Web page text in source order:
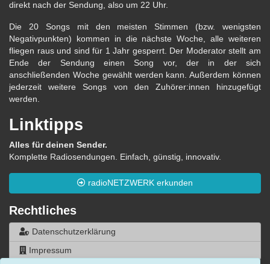
direkt nach der Sendung, also um 22 Uhr.
Die 20 Songs mit den meisten Stimmen (bzw. wenigsten
Negativpunkten) kommen in die nächste Woche, alle weiteren
fliegen raus und sind für 1 Jahr gesperrt. Der Moderator stellt am
Ende der Sendung einen Song vor, der in der sich
anschließenden Woche gewählt werden kann. Außerdem können
jederzeit weitere Songs von den Zuhörer:innen hinzugefügt
werden.
Linktipps
Alles für deinen Sender.
Komplette Radiosendungen. Einfach, günstig, innovativ.
radioNETZWERK erkunden
Rechtliches
Datenschutzerklärung
Impressum